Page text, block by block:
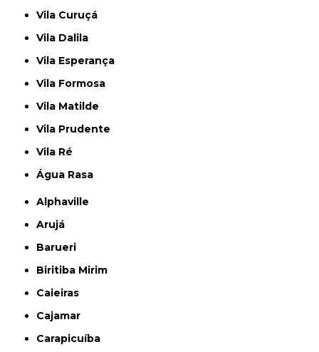
Vila Curuçá
Vila Dalila
Vila Esperança
Vila Formosa
Vila Matilde
Vila Prudente
Vila Ré
Água Rasa
Alphaville
Arujá
Barueri
Biritiba Mirim
Caieiras
Cajamar
Carapicuíba